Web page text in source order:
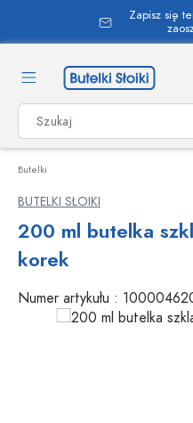
zawartości
Zapisz się
Butelki
BUTELKI SŁOIKI
200 ml butelka
korek
Numer artykułu :